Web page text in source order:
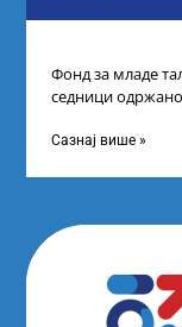
Фонд за младе
седници
Сазнај више »